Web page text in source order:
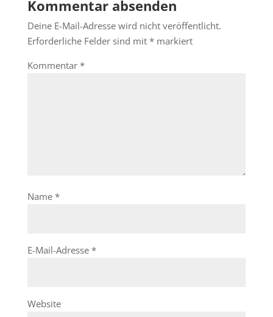
Kommentar absenden
Deine E-Mail-Adresse wird nicht veröffentlicht.
Erforderliche Felder sind mit *markiert
Kommentar *
Name *
E-Mail-Adresse *
Website